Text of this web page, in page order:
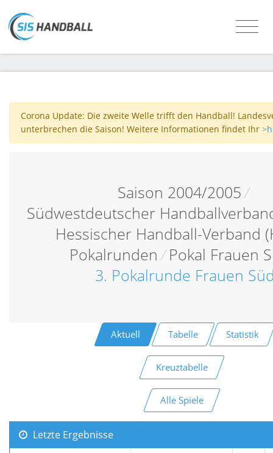
Corona Update: Die zweite Welle trifft den Handball!
unterbrechen die Saison! Weitere Informationen findet Ihr
Saison 2004/2005/
Südwestdeutscher
Hessischer Handball-Verband
Pokalrunden/ Pokal Frauen
3. Pokalrunde Frauen
Aktuell Tabelle Statistik
Kreuztabelle
Alle Spiele
Letzte Ergebnisse